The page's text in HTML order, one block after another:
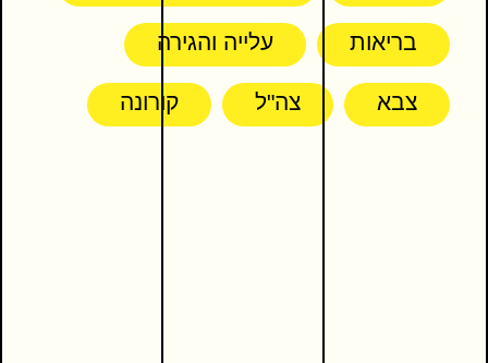
בריאות עלייה והגירה
צבא צה"ל קורונה